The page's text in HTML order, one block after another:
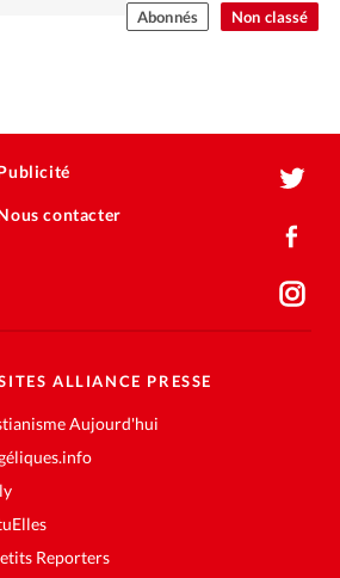
Non classé
Abonnés
contacter
ALLIANCE PRESSE
Aujourd'hui
Reporters